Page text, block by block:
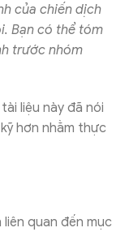
của chiến dịch
Bạn có thể tóm
trước nhóm
liệu này đã nói
hơn nhằm thực
quan đến mục